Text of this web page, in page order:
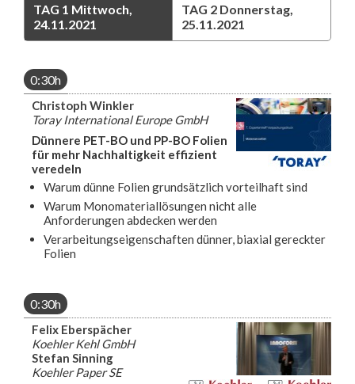
TAG 1 Mittwoch,
24.11.2021
TAG 2 Donnerstag,
25.11.2021
0:30h
Christoph Winkler
Toray International Europe GmbH
Dünnere PET-BO und PP-BO Folien
für mehr Nachhaltigkeit effizient
veredeln
Warum dünne Folien grundsätzlich vorteilhaft sind
Warum Monomateriallösungen nicht alle
Anforderungen abdecken werden
Verarbeitungseigenschaften dünner, biaxial gereckter
Folien
0:30h
Felix Eberspächer
Koehler Kehl GmbH
Stefan Sinning
Koehler Paper SE